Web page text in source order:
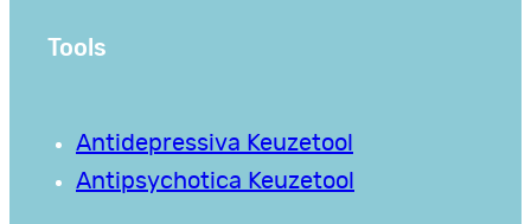
Tools
Antidepressiva Keuzetool
Antipsychotica Keuzetool